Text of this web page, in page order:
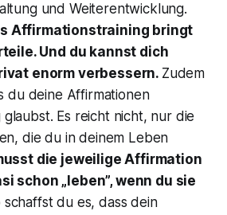
und Weiterentwicklung.
Affirmationstraining bringt
Und du kannst dich
enorm verbessern. Zudem
du deine Affirmationen
Es reicht nicht, nur die
die du in deinem Leben
die jeweilige Affirmation
schon „leben”, wenn du sie
schaffst du es, dass dein